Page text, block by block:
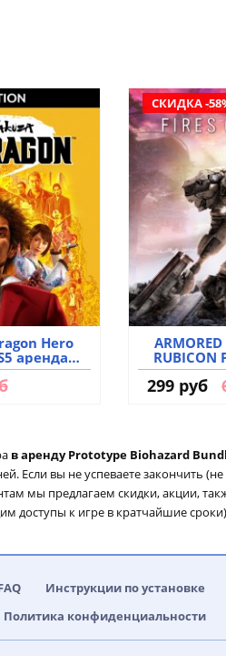
Hero
аренда
СКИДКА -
ARMORED
RUBICON
299 руб
в аренду Prototype Biohazard
Если вы не успеваете закончить
мы предлагаем скидки, акции,
доступы к игре в кратчайшие
Инструкции по установке
Политика конфиденциальности